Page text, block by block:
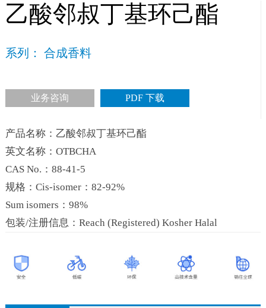
乙酸邻叔丁基环己酯
系列： 合成香料
业务咨询 PDF 下载
产品名称：乙酸邻叔丁基环己酯
英文名称：OTBCHA
CAS No.：88-41-5
规格：Cis-isomer：82-92%
Sum isomers：98%
包装/注册信息：Reach (Registered) Kosher Halal